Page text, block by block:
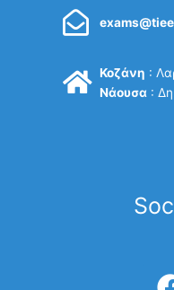
Κοζάνη :
Νάουσα :